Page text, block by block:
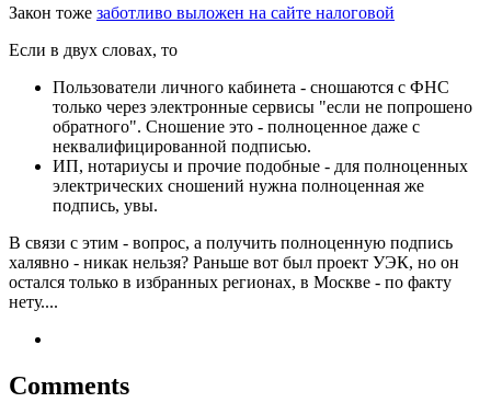
Закон тоже заботливо выложен на сайте налоговой
Если в двух словах, то
Пользователи личного кабинета - сношаются с ФНС
только через электронные сервисы "если не попрошено
обратного". Сношение это - полноценное даже с
неквалифицированной подписью.
ИП, нотариусы и прочие подобные - для полноценных
электрических сношений нужна полноценная же
подпись, увы.
В связи с этим - вопрос, а получить полноценную подпись
халявно - никак нельзя? Раньше вот был проект УЭК, но он
остался только в избранных регионах, в Москве - по факту
нету....
Comments